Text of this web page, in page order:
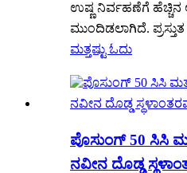
ಉಷ್ಣ ನಿರ್ವಹಣೆಗೆ ಹೆಚ್ಚಿನ
ಮುಂದಿಡಲಾಗಿದೆ. ಪ್ರಸ್ತುತ
ಮತ್ತಷ್ಟು ಓದು
ಪೊಸುಂಗ್ 50 ಸಿಸಿ
ನವೀನ ದೊಡ್ಡ